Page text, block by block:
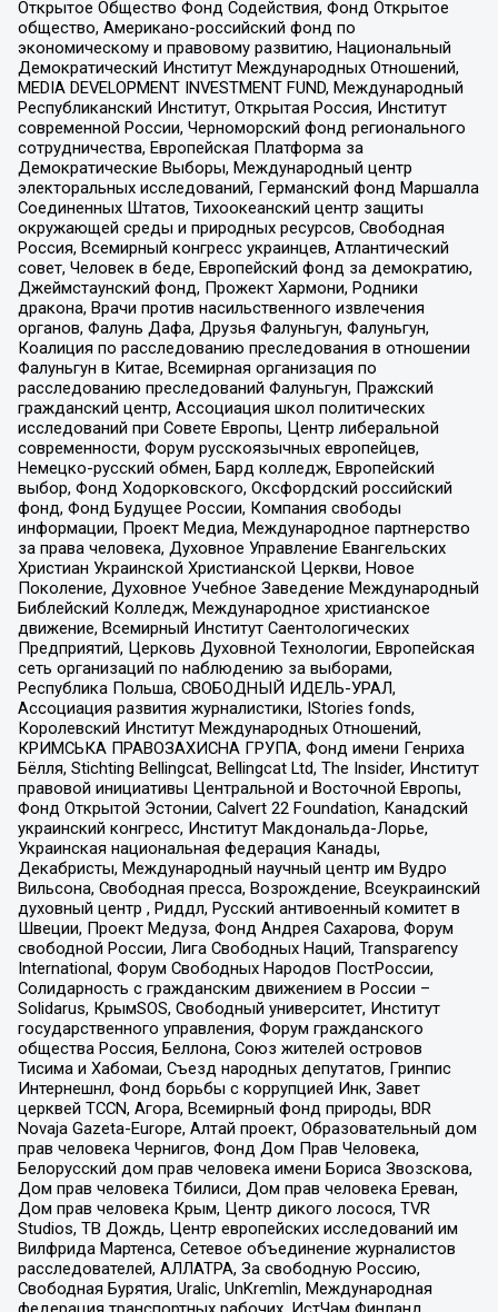
Открытое Общество Фонд Содействия, Фонд Открытое
общество, Американо-российский фонд по
экономическому и правовому развитию, Национальный
Демократический Институт Международных Отношений,
MEDIA DEVELOPMENT INVESTMENT FUND, Международный
Республиканский Институт, Открытая Россия, Институт
современной России, Черноморский фонд регионального
сотрудничества, Европейская Платформа за
Демократические Выборы, Международный центр
электоральных исследований, Германский фонд Маршалла
Соединенных Штатов, Тихоокеанский центр защиты
окружающей среды и природных ресурсов, Свободная
Россия, Всемирный конгресс украинцев, Атлантический
совет, Человек в беде, Европейский фонд за демократию,
Джеймстаунский фонд, Прожект Хармони, Родники
дракона, Врачи против насильственного извлечения
органов, Фалунь Дафа, Друзья Фалуньгун, Фалуньгун,
Коалиция по расследованию преследования в отношении
Фалуньгун в Китае, Всемирная организация по
расследованию преследований Фалуньгун, Пражский
гражданский центр, Ассоциация школ политических
исследований при Совете Европы, Центр либеральной
современности, Форум русскоязычных европейцев,
Немецко-русский обмен, Бард колледж, Европейский
выбор, Фонд Ходорковского, Оксфордский российский
фонд, Фонд Будущее России, Компания свободы
информации, Проект Медиа, Международное партнерство
за права человека, Духовное Управление Евангельских
Христиан Украинской Христианской Церкви, Новое
Поколение, Духовное Учебное Заведение Международный
Библейский Колледж, Международное христианское
движение, Всемирный Институт Саентологических
Предприятий, Церковь Духовной Технологии, Европейская
сеть организаций по наблюдению за выборами,
Республика Польша, СВОБОДНЫЙ ИДЕЛЬ-УРАЛ,
Ассоциация развития журналистики, IStories fonds,
Королевский Институт Международных Отношений,
КРИМСЬКА ПРАВОЗАХИСНА ГРУПА, Фонд имени Генриха
Бёлля, Stichting Bellingcat, Bellingcat Ltd, The Insider, Институт
правовой инициативы Центральной и Восточной Европы,
Фонд Открытой Эстонии, Calvert 22 Foundation, Канадский
украинский конгресс, Институт Макдональда-Лорье,
Украинская национальная федерация Канады,
Декабристы, Международный научный центр им Вудро
Вильсона, Свободная пресса, Возрождение, Всеукраинский
духовный центр , Риддл, Русский антивоенный комитет в
Швеции, Проект Медуза, Фонд Андрея Сахарова, Форум
свободной России, Лига Свободных Наций, Transparеncy
International, Форум Свободных Народов ПостРоссии,
Солидарность с гражданским движением в России –
Solidarus, КрымSOS, Свободный университет, Институт
государственного управления, Форум гражданского
общества Россия, Беллона, Союз жителей островов
Тисима и Хабомаи, Съезд народных депутатов, Гринпис
Интернешнл, Фонд борьбы с коррупцией Инк, Завет
церквей TCCN, Агора, Всемирный фонд природы, BDR
Novaja Gazeta-Europe, Алтай проект, Образовательный дом
прав человека Чернигов, Фонд Дом Прав Человека,
Белорусский дом прав человека имени Бориса Звозскова,
Дом прав человека Тбилиси, Дом прав человека Ереван,
Дом прав человека Крым, Центр дикого лосося, TVR
Studios, ТВ Дождь, Центр европейских исследований им
Вилфрида Мартенса, Сетевое объединение журналистов
расследователей, АЛЛАТРА, За свободную Россию,
Свободная Бурятия, Uralic, UnKremlin, Международная